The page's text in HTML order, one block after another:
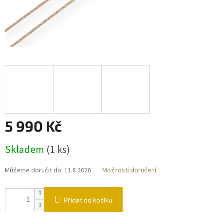
5 990 Kč
cena:
Skladem (1 ks)
Můžeme doručit do: 11.8.2026 Možnosti doručení
Přidat do košíku